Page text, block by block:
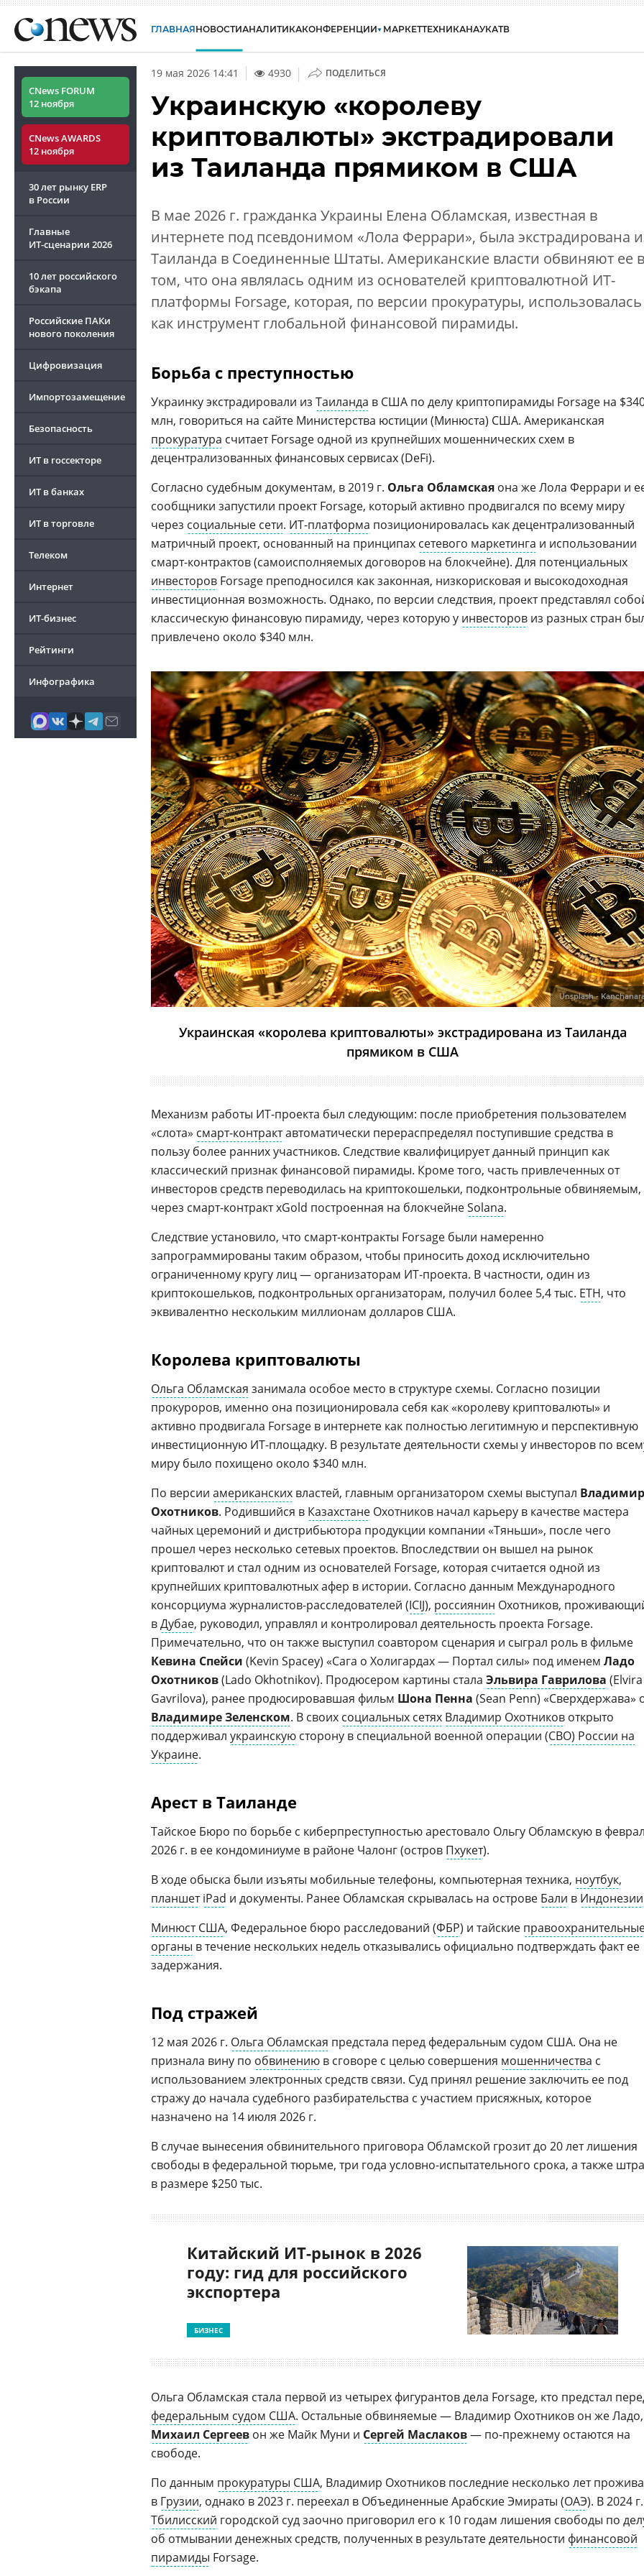
ГЛАВНАЯНОВОСТИАНАЛИТИКАКОНФЕРЕНЦИИ МАРКЕТТЕХНИКАНАУКАТВ
CNews FORUM
12 ноября
CNews AWARDS
12 ноября
30 лет рынку ERP
в России
Главные
ИТ-сценарии 2026
10 лет российского
бэкапа
Российские ПАКи
нового поколения
Цифровизация
Импортозамещение
Безопасность
ИТ в госсекторе
ИТ в банках
ИТ в торговле
Телеком
Интернет
ИТ-бизнес
Рейтинги
Инфографика
19 мая 2026 14:41 4930 | ПОДЕЛИТЬСЯ
Украинскую «королеву
криптовалюты» экстрадировали
из Таиланда прямиком в США
В мае 2026 г. гражданка Украины Елена Обламская, известная в
интернете под псевдонимом «Лола Феррари», была экстрадирована
Таиланда в Соединенные Штаты. Американские власти обвиняют ее в
том, что она являлась одним из основателей криптовалютной ИТ-
платформы Forsage, которая, по версии прокуратуры, использовалась
как инструмент глобальной финансовой пирамиды.
Борьба с преступностью
Украинку экстрадировали из Таиланда в США по делу криптопирамиды Forsage на
млн, говориться на сайте Министерства юстиции (Минюста) США. Американская
прокуратура считает Forsage одной из крупнейших мошеннических схем в
децентрализованных финансовых сервисах (DeFi).
Согласно судебным документам, в 2019 г. Ольга Обламская она же Лола Феррари и
сообщники запустили проект Forsage, который активно продвигался по всему миру
через социальные сети. ИТ-платформа позиционировалась как децентрализованный
матричный проект, основанный на принципах сетевого маркетинга и использовании
смарт-контрактов (самоисполняемых договоров на блокчейне). Для потенциальных
инвесторов Forsage преподносился как законная, низкорисковая и высокодоходная
инвестиционная возможность. Однако, по версии следствия, проект представлял
классическую финансовую пирамиду, через которую у инвесторов из разных стран
привлечено около $340 млн.
Unsplash -
Украинская «королева криптовалюты» экстрадирована из Таиланда
прямиком в США
Механизм работы ИТ-проекта был следующим: после приобретения пользователем
«слота» смарт-контрактавтоматически перераспределял поступившие средства в
пользу более ранних участников. Следствие квалифицирует данный принцип как
классический признак финансовой пирамиды. Кроме того, часть привлеченных от
инвесторов средств переводилась на криптокошельки, подконтрольные обвиняемым,
через смарт-контракт xGold построенная на блокчейнеSolana.
Следствие установило, что смарт-контракты Forsage были намеренно
запрограммированы таким образом, чтобы приносить доход исключительно
ограниченному кругу лиц — организаторам ИТ-проекта. В частности, один из
криптокошельков, подконтрольных организаторам, получил более 5,4 тыс. ETH, что
эквивалентно нескольким миллионам долларов США.
Королева криптовалюты
Ольга Обламская занимала особое место в структуре схемы. Согласно позиции
прокуроров, именно она позиционировала себя как «королеву криптовалюты» и
активно продвигала Forsage в интернете как полностью легитимную и перспективную
инвестиционную ИТ-площадку. В результате деятельности схемы у инвесторов по
миру было похищено около $340 млн.
По версии американских властей, главным организатором схемы выступал Владимир
Охотников. Родившийся в Казахстане Охотников начал карьеру в качестве мастера
чайных церемоний и дистрибьютора продукции компании «Тяньши», после чего
прошел через несколько сетевых проектов. Впоследствии он вышел на рынок
криптовалют и стал одним из основателей Forsage, которая считается одной из
крупнейших криптовалютных афер в истории. Согласно данным Международного
консорциума журналистов-расследователей (ICIJ), россиянин Охотников,
вДубае, руководил, управлял и контролировал деятельность проекта Forsage.
Примечательно, что он также выступил соавтором сценария и сыграл роль в фильме
Кевина Спейси (Kevin Spacey) «Сага о Холигардах — Портал силы» под именем Ладо
Охотников(Lado Okhotnikov). Продюсером картины стала Эльвира Гаврилова (Elvira
Gavrilova), ранее продюсировавшая фильм Шона Пенна (Sean Penn) «Сверхдержава»
Владимире Зеленском. В своих социальных сетях Владимир Охотников открыто
поддерживал украинскую сторону в специальной военной операции (СВО) России на
Украине.
Арест в Таиланде
Тайское Бюро по борьбе с киберпреступностью арестовало Ольгу Обламскую в
2026 г. в ее кондоминиуме в районе Чалонг (остров Пхукет).
В ходе обыска были изъяты мобильные телефоны, компьютерная техника, ноутбук,
планшет iPad и документы. Ранее Обламская скрывалась на острове Бали в Индонезии
Минюст США, Федеральное бюро расследований (ФБР) и тайские
органы в течение нескольких недель отказывались официально подтверждать факт ее
задержания.
Под стражей
12 мая 2026 г. Ольга Обламская предстала перед федеральным судом США. Она не
признала вину по обвинению в сговоре с целью совершения мошенничества с
использованием электронных средств связи. Суд принял решение заключить ее под
стражу до начала судебного разбирательства с участием присяжных, которое
назначено на 14 июля 2026 г.
В случае вынесения обвинительного приговора Обламской грозит до 20 лет лишения
свободы в федеральной тюрьме, три года условно-испытательного срока, а также
в размере $250 тыс.
Китайский ИТ-рынок в 2026
году: гид для российского
экспортера
БИЗНЕС
Ольга Обламская стала первой из четырех фигурантов дела Forsage, кто предстал
федеральным судом США. Остальные обвиняемые — Владимир Охотников он же Ладо,
Михаил Сергеев он же Майк Муни и Сергей Маслаков— по-прежнему остаются на
свободе.
По данным прокуратуры США, Владимир Охотников последние несколько лет
в Грузии, однако в 2023 г. переехал в Объединенные Арабские Эмираты (ОАЭ). В 2024 г.
Тбилисский городской суд заочно приговорил его к 10 годам лишения свободы по
об отмывании денежных средств, полученных в результате деятельности финансовой
пирамиды Forsage.